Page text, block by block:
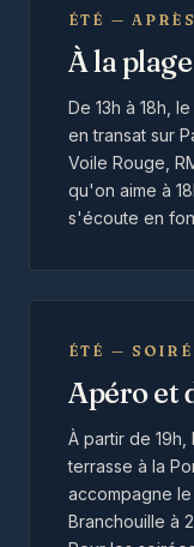
ÉTÉ —
À la
De 13h à 18h,
en transat sur
Voile Rouge,
qu'on aime à
s'écoute en
ÉTÉ —
Apéro et
À partir de
terrasse à la
accompagne
Branchouille à